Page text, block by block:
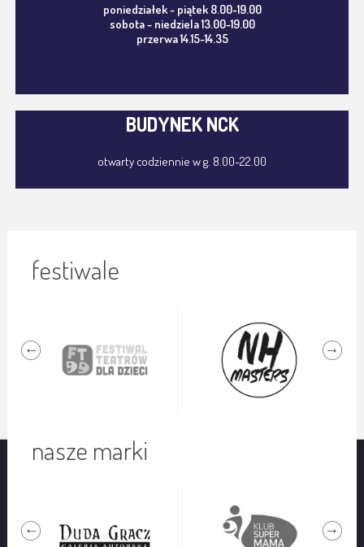
poniedziałek - piątek 8.00-19.00
sobota - niedziela 13.00-19.00
przerwa 14.15-14.35
BUDYNEK NCK
otwarty codziennie w g. 8.00-22.00
festiwale
nasze marki